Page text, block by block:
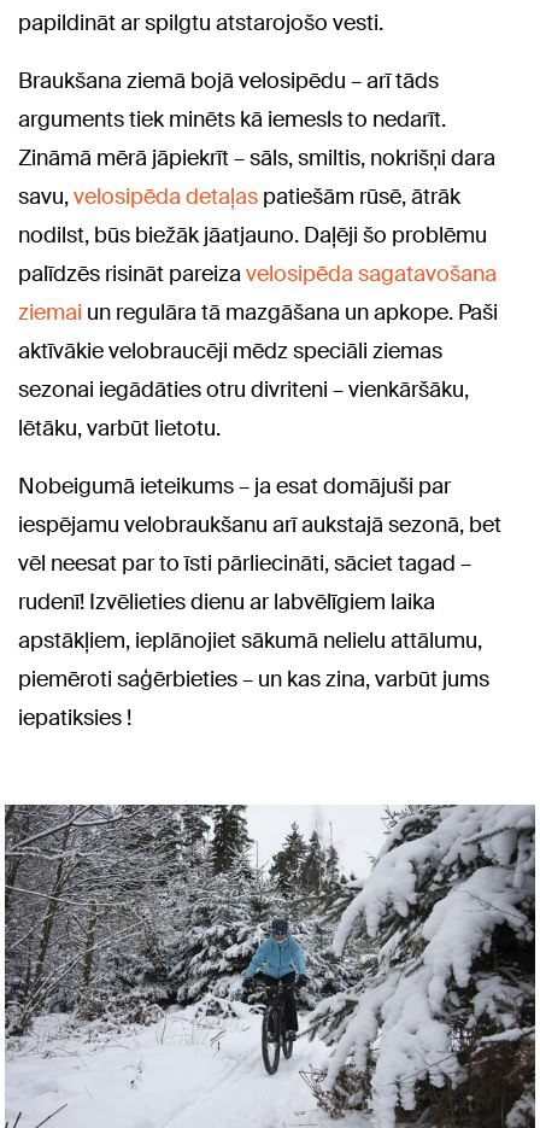
papildināt ar spilgtu atstarojošo vesti.
Braukšana ziemā bojā velosipēdu – arī tāds
arguments tiek minēts kā iemesls to nedarīt.
Zināmā mērā jāpiekrīt – sāls, smiltis, nokrišņi dara
savu,velosipēda detaļas patiešām rūsē, ātrāk
nodilst, būs biežāk jāatjauno. Daļēji šo problēmu
palīdzēs risināt pareiza velosipēda sagatavošana
ziemai un regulāra tā mazgāšana un apkope. Paši
aktīvākie velobraucēji mēdz speciāli ziemas
sezonai iegādāties otru divriteni – vienkāršāku,
lētāku, varbūt lietotu.
Nobeigumā ieteikums – ja esat domājuši par
iespējamu velobraukšanu arī aukstajā sezonā, bet
vēl neesat par to īsti pārliecināti, sāciet tagad –
rudenī! Izvēlieties dienu ar labvēlīgiem laika
apstākļiem, ieplānojiet sākumā nelielu attālumu,
piemēroti saģērbieties – un kas zina, varbūt jums
iepatiksies !